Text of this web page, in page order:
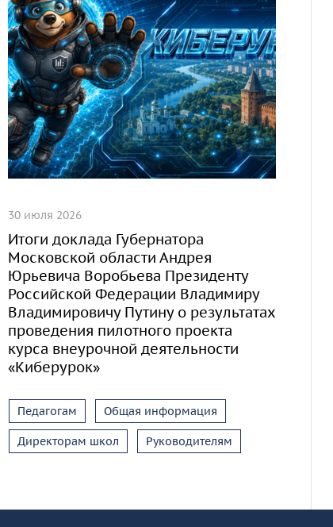
30 июля 2026
Итоги доклада Губернатора
Московской области Андрея
Юрьевича Воробьева Президенту
Российской Федерации Владимиру
Владимировичу Путину о результатах
проведения пилотного проекта
курса внеурочной деятельности
«Киберурок»
Педагогам Общая информация
Директорам школ Руководителям